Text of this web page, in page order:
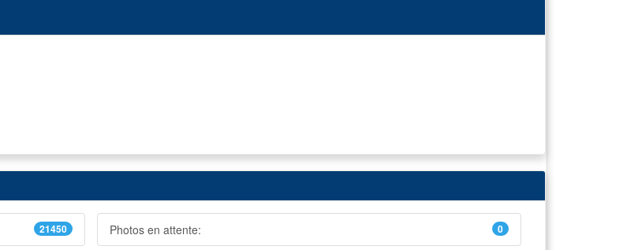
21450 Photos en attente: 0